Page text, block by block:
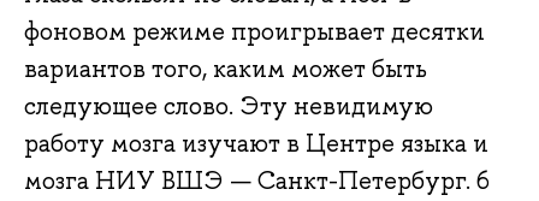
фоновом режиме проигрывает десятки
вариантов того, каким может быть
следующее слово. Эту невидимую
работу мозга изучают в Центре языка и
мозга НИУ ВШЭ — Санкт-Петербург. 6